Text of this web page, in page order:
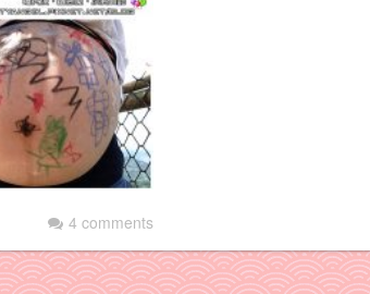
4 comments